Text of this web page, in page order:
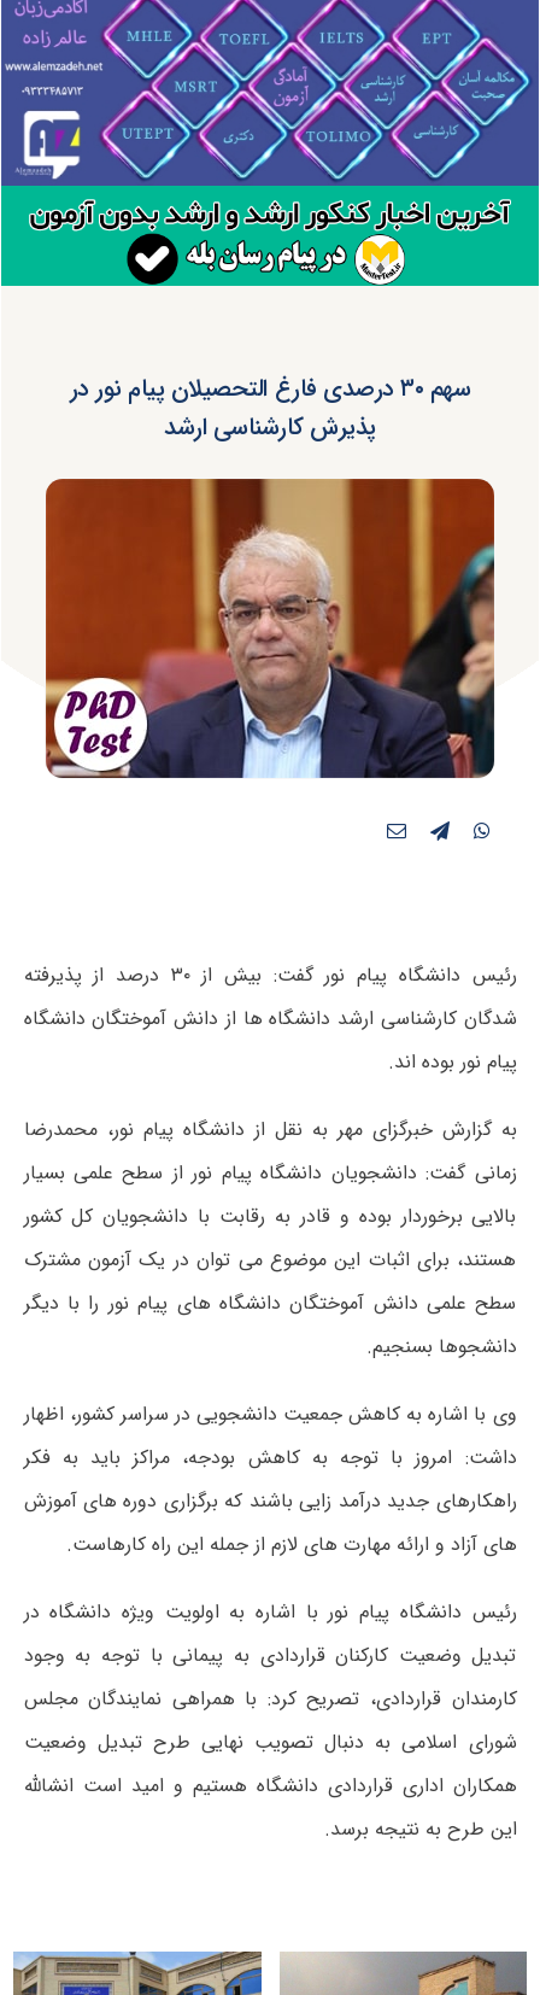
سهم ۳۰ درصدی فارغ التحصیلان پیام نور در
پذیرش کارشناسی ارشد
رئیس دانشگاه پیام نور گفت: بیش از ۳۰ درصد از پذیرفته
شدگان کارشناسی ارشد دانشگاه ها از دانش آموختگان دانشگاه
پیام نور بوده اند.
به گزارش خبرگزای مهر به نقل از دانشگاه پیام نور، محمدرضا
زمانی گفت: دانشجویان دانشگاه پیام نور از سطح علمی بسیار
بالایی برخوردار بوده و قادر به رقابت با دانشجویان کل کشور
هستند، برای اثبات این موضوع می توان در یک آزمون مشترک
سطح علمی دانش آموختگان دانشگاه های پیام نور را با دیگر
دانشجوها بسنجیم.
وی با اشاره به کاهش جمعیت دانشجویی در سراسر کشور، اظهار
داشت: امروز با توجه به کاهش بودجه، مراکز باید به فکر
راهکارهای جدید درآمد زایی باشند که برگزاری دوره های آموزش
های آزاد و ارائه مهارت های لازم از جمله این راه کارهاست.
رئیس دانشگاه پیام نور با اشاره به اولویت ویژه دانشگاه در
تبدیل وضعیت کارکنان قراردادی به پیمانی با توجه به وجود
کارمندان قراردادی، تصریح کرد: با همراهی نمایندگان مجلس
شورای اسلامی به دنبال تصویب نهایی طرح تبدیل وضعیت
همکاران اداری قراردادی دانشگاه هستیم و امید است انشالله
این طرح به نتیجه برسد.